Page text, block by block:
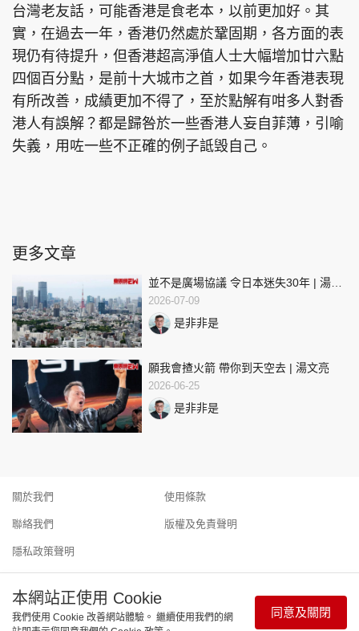
台灣老友話，可能香港是食老本，以前更加好。其
實，在過去一年，香港仍然處於鞏固期，各方面的表
現仍有待提升，但香港超高淨值人士大幅增加廿六點
四個百分點，是前十大城市之首，如果今年香港表現
有所改善，成績更加不得了，至於點解有咁多人對香
港人有誤解？都是歸咎於一些香港人妄自菲薄，引喻
失義，用咗一些不正確的例子詆毁自己。
更多文章
並不是廣場協議 令日本迷失30年 | 湯文
亮
2026-07-09
是非非是
願我會揸火箭 帶你到天空去 | 湯文亮
2026-06-25
是非非是
關於我們
聯絡我們
隱私政策聲明
使用條款
版權及免責聲明
Copyright © 東周網 版權所有 . 不得轉載 ©Eastweek.com.hk. All
本網站正使用 Cookie
我們使用 Cookie 改善網站體驗。 繼續使用我們的網
同意及關閉